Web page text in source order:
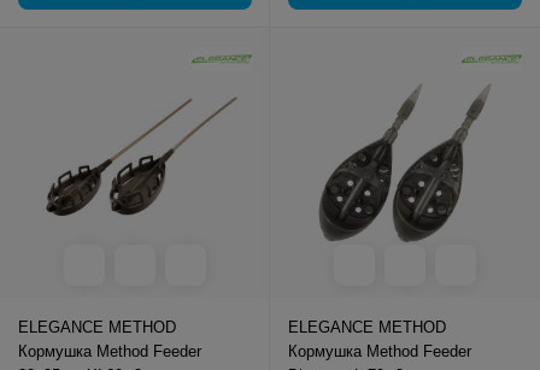
ELEGANCE METHOD
Кормушка Method Feeder
ELEGANCE METHOD
Кормушка Method Feeder